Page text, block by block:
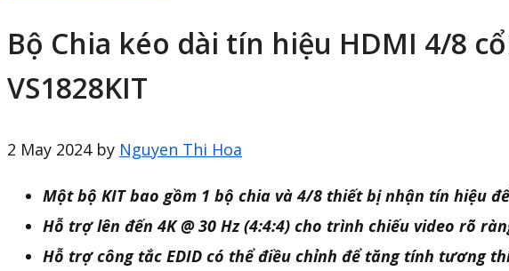
Bộ Chia kéo dài tín hiệu HDMI 4/8
VS1828KIT
2 May 2024 by Nguyen Thi Hoa
Một bộ KIT bao gồm 1 bộ chia và 4/8 thiết bị nhận tín hiệu
Hỗ trợ lên đến 4K @ 30 Hz (4:4:4) cho trình chiếu video rõ
Hỗ trợ công tắc EDID có thể điều chỉnh để tăng tính tương